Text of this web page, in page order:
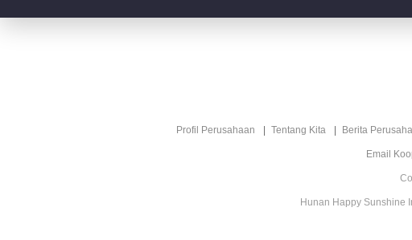
Profil Perusahaan Tentang Kita Berita
Email
Hunan Happy Sunshine